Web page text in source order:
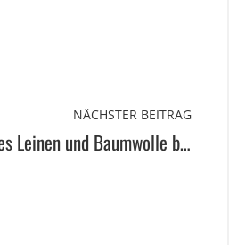
NÄCHSTER BEITRAG
Hochwertigstes Leinen und Baumwolle bei La luna d´oro in Isselhorst